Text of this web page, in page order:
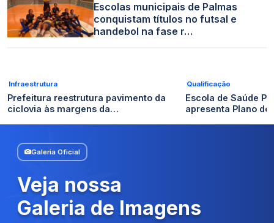
Escolas municipais de Palmas
conquistam títulos no futsal e
handebol na fase r…
Infraestrutura
Prefeitura reestrutura pavimento da
ciclovia às margens da…
Qualificação
Escola de Saúde
apresenta Plano
Galeria Oficial
Veja nossa
Galeria de Imagens